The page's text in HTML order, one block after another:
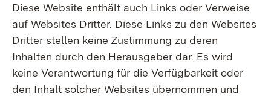
Diese Website enthält auch Links oder Verweise
auf Websites Dritter. Diese Links zu den Websites
Dritter stellen keine Zustimmung zu deren
Inhalten durch den Herausgeber dar. Es wird
keine Verantwortung für die Verfügbarkeit oder
den Inhalt solcher Websites übernommen und